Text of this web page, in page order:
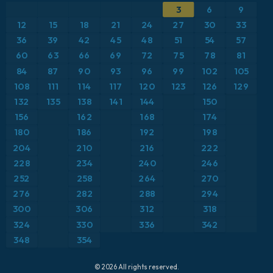
ICON Alemanha 2 km
Caribe
Escandinávia
Estados Unidos
Europa
França
Grécia
Islândia
Anomalia de temperatura a 850 hPa
CAPE
Ponto de orvalho a 2 m
Profundidade da neve
Rajadas de Vento Máximas
Rajadas de vento
Temperatura a 2 m
Temperatura a 500 hPa
3 6 9
12 15 18 21 24 27 30
33
36
39 42 45 48 51 54
57
60
63 66 69 72 75 78 81
84 87 90 93 96 99 102 105
108 111 114 117 120 123 126
129
132
135 138 141 144 150
156 162 168 174
180 186 192
198
204
210 216
222
228
234 240
246
252
258 264 270
276 282 288 294
300 306 312
318
324
330 336
342
348
354
© 2026 All rights reserved.